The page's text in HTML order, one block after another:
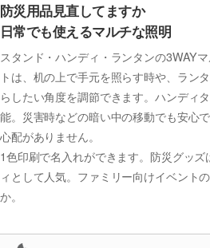
防災用品見直してますか
日常でも使えるマルチな照明
スタンド・ハンディ・ランタンの3WAY
トは、机の上で手元を照らす時や、ラン
らしたい角度を調節できます。ハンディ
能。災害時などの暗い中の移動でも安心
心配がありません。
1色印刷で名入れができます。防災グッ
ィとして人気。ファミリー向けイベント
か。